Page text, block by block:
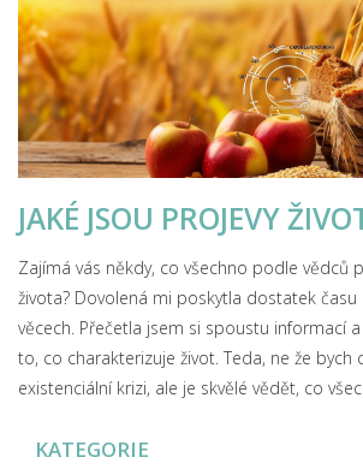
JAKÉ JSOU PROJEVY
Zajímá vás někdy, co všechno podle vědců
života? Dovolená mi poskytla dostatek
věcech. Přečetla jsem si spoustu informací
to, co charakterizuje život. Teda, ne že bych
existenciální krizi, ale je skvělé vědět, co
fascinující oblasti a prozkoumat různé
KATEGORIE